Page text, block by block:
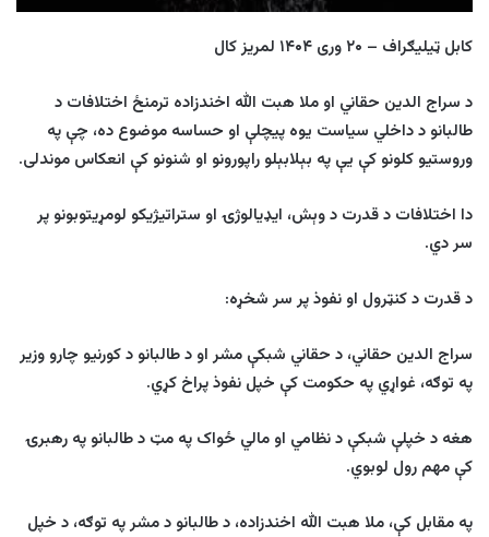
کابل ټیلیګراف – ۲۰ وری ۱۴۰۴ لمریز کال
د سراج الدین حقاني او ملا هبت الله اخندزاده ترمنځ اختلافات د
طالبانو د داخلي سیاست یوه پیچلې او حساسه موضوع ده، چې په
وروستیو کلونو کې یې په بېلابېلو راپورونو او شنونو کې انعکاس موندلی.
دا اختلافات د قدرت د وېش، ایډیالوژۍ او ستراتیژیکو لومړیتوبونو پر
سر دي.
د قدرت د کنټرول او نفوذ پر سر شخړه:
سراج الدین حقاني، د حقاني شبکې مشر او د طالبانو د کورنیو چارو وزیر
په توګه، غواړي په حکومت کې خپل نفوذ پراخ کړي.
هغه د خپلې شبکې د نظامي او مالي ځواک په مټ د طالبانو په رهبرۍ
کې مهم رول لوبوي.
په مقابل کې، ملا هبت الله اخندزاده، د طالبانو د مشر په توګه، د خپل